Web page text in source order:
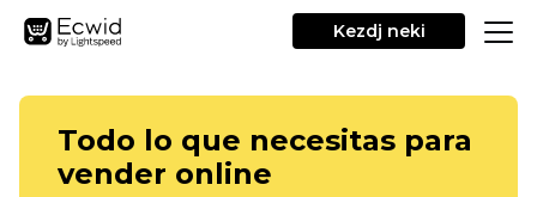
Kezdj neki
Todo lo que necesitas para
vender online